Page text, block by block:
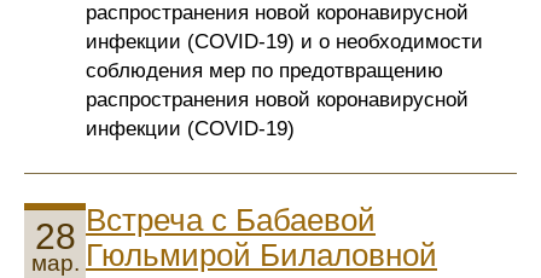
распространения новой коронавирусной
инфекции (COVID-19) и о необходимости
соблюдения мер по предотвращению
распространения новой коронавирусной
инфекции (COVID-19)
28
мар.
Встреча с Бабаевой
Гюльмирой Билаловной